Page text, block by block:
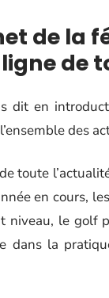
de la
de
dit en
des
toute
en cours,
niveau, le golf
dans la